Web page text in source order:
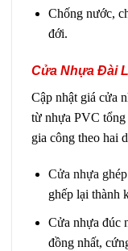
Chống nước,
đới.
Cửa Nhựa Đài
Cập nhật giá cửa
từ nhựa PVC
gia công theo hai
Cửa nhựa
ghếp lại thành
Cửa nhựa đúc
đồng nhất,